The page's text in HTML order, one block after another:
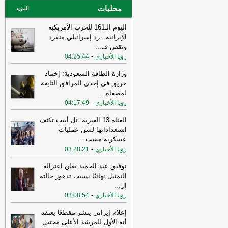
عاجل الإلكترونية
محليات المزيد
اليوم الـ161 للحرب الأمريكية
الإيرانية.. رد إسرائيلي منفرد
ونقص ف...
رؤيا الأخباري -
04:25:44
وزارة الطاقة السعودية: إخماد
حريق في إحدى المرافق التابعة
لمصفاة ...
رؤيا الأخباري -
04:17:49
القناة 13 العبرية: تل أبيب تكثف
استعداداتها لشن عمليات
عسكرية مست...
رؤيا الأخباري -
03:28:21
توفيق عبد الحميد يعلن اعتزاله
التمثيل نهائيًا بسبب تدهور حالته
ال...
رؤيا الأخباري -
03:08:54
إعلام إيراني ينشر مقطعًا يعتقد
أنه الأول للمرشد الأعلى مجتبى